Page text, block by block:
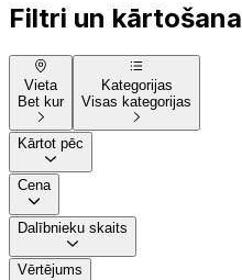
Filtri un kārtošana
Vieta
Bet kur
Kategorijas
Visas kategorijas
Kārtot pēc
Cena
Dalībnieku skaits
Vērtējums